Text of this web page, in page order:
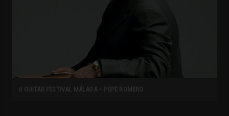
II GUITAR FESTIVAL MÁLAGA – PEPE ROMERO